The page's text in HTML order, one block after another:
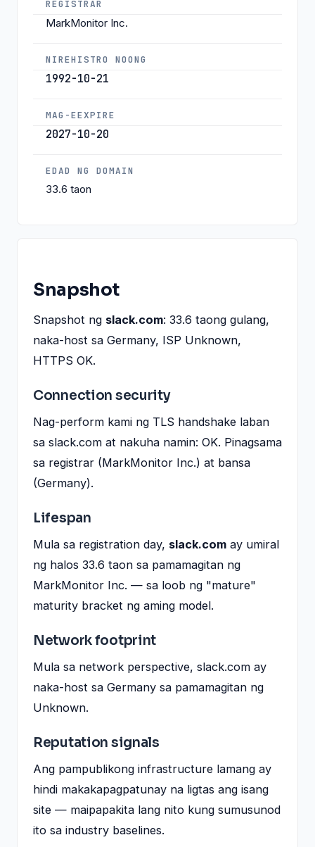
REGISTRAR
MarkMonitor Inc.
NIREHISTRO NOONG
1992-10-21
MAG-EEXPIRE
2027-10-20
EDAD NG DOMAIN
33.6 taon
Snapshot
Snapshot ng slack.com: 33.6 taong gulang,
naka-host sa Germany, ISP Unknown,
HTTPS OK.
Connection security
Nag-perform kami ng TLS handshake laban
sa slack.com at nakuha namin: OK. Pinagsama
sa registrar (MarkMonitor Inc.) at bansa
(Germany).
Lifespan
Mula sa registration day, slack.com ay umiral
ng halos 33.6 taon sa pamamagitan ng
MarkMonitor Inc. — sa loob ng "mature"
maturity bracket ng aming model.
Network footprint
Mula sa network perspective, slack.com ay
naka-host sa Germany sa pamamagitan ng
Unknown.
Reputation signals
Ang pampublikong infrastructure lamang ay
hindi makakapagpatunay na ligtas ang isang
site — maipapakita lang nito kung sumusunod
ito sa industry baselines.